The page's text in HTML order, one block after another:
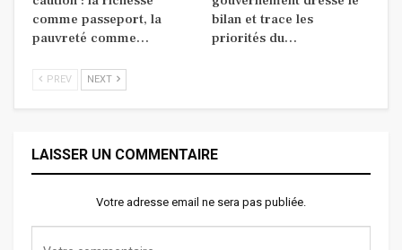
comme passeport, la
pauvreté comme…
bilan et trace les
priorités du…
PREV NEXT
LAISSER UN COMMENTAIRE
Votre adresse email ne sera pas publiée.